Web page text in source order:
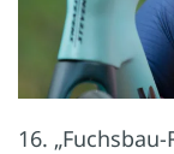
16.